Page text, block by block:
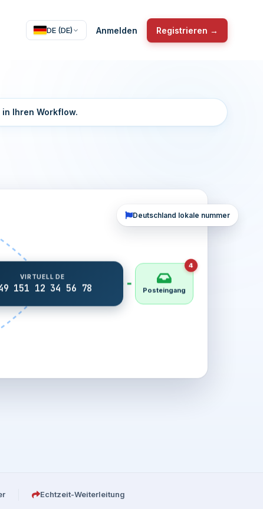
DE (DE) Anmelden Registrieren →
Ihren Workflow.
VIRTUELL DE
151 12 34 56 78 Posteingang
4
Deutschland lokale nummer
Echtzeit-Weiterleitung